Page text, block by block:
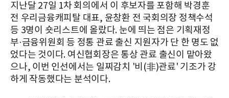
지난달 27일 1차 회의에서 이 후보자를 포함해 박경훈
전 우리금융캐피탈 대표, 윤창환 전 국회의장 정책수석
등 3명이 숏리스트에 올랐다. 눈에 띄는 점은 기획재정
부·금융위원회 등 정통 관료 출신 지원자가 단 한 명도 없
었다는 것이다. 여신협회장은 통상 관료 출신이 맡아왔
으나, 이번 인선에서는 일찌감치 '비(非)관료' 기조가 강
하게 작동했다는 분석이다.